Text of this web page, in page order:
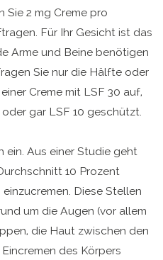
Sie 2 mg Creme pro
Für Ihr Gesicht ist das
Arme und Beine benötigen
Sie nur die Hälfte oder
Creme mit LSF 30 auf,
gar LSF 10 geschützt.
ein. Aus einer Studie geht
10 Prozent
Diese Stellen
um die Augen (vor allem
die Haut zwischen den
des Körpers